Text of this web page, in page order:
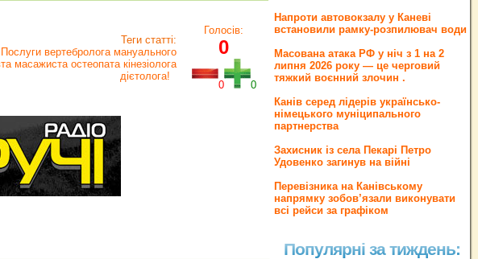
Теги статті:
Послуги вертебролога мануального
масажиста остеопата кінезіолога
дієтолога!
Голосів:
0
0 0
Напроти автовокзалу у Каневі
встановили рамку-розпилювач води
Масована атака РФ у ніч з 1 на 2
липня 2026 року — це черговий
тяжкий воєнний злочин .
Канів серед лідерів українсько-
німецького муніципального
партнерства
Захисник із села Пекарі Петро
Удовенко загинув на війні
Перевізника на Канівському
напрямку зобов’язали виконувати
всі рейси за графіком
Популярні за тиждень: